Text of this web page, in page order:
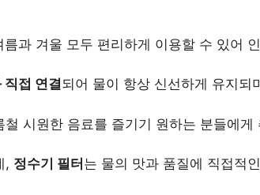
름과 겨울 모두 편리하게 이용할 수 있어
직접 연결되어 물이 항상 신선하게 유지되
시원한 음료를 즐기기 원하는 분들에게
, 정수기 필터 는 물의 맛과 품질에 직접적